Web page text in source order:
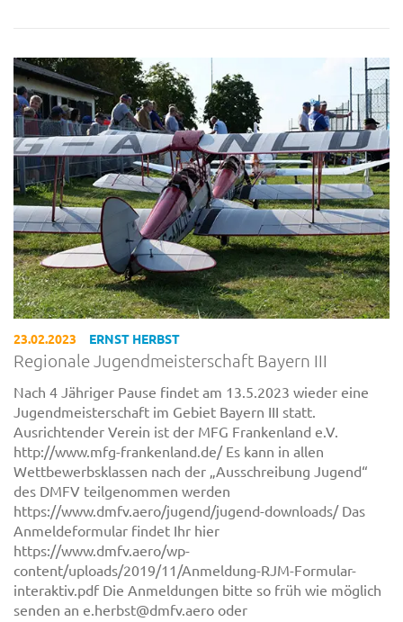
23.02.2023 ERNST HERBST
Regionale Jugendmeisterschaft Bayern III
Nach 4 Jähriger Pause findet am 13.5.2023 wieder eine
Jugendmeisterschaft im Gebiet Bayern III statt.
Ausrichtender Verein ist der MFG Frankenland e.V.
http://www.mfg-frankenland.de/ Es kann in allen
Wettbewerbsklassen nach der „Ausschreibung Jugend“
des DMFV teilgenommen werden
https://www.dmfv.aero/jugend/jugend-downloads/ Das
Anmeldeformular findet Ihr hier
https://www.dmfv.aero/wp-
content/uploads/2019/11/Anmeldung-RJM-Formular-
interaktiv.pdf Die Anmeldungen bitte so früh wie möglich
senden an e.herbst@dmfv.aero oder